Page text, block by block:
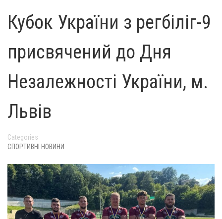
Кубок України з регбіліг-9
присвячений до Дня
Незалежності України, м.
Львів
Categories
СПОРТИВНІ НОВИНИ